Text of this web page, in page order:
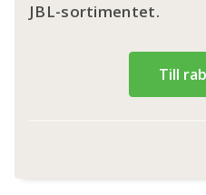
JBL-sortimentet.
Till